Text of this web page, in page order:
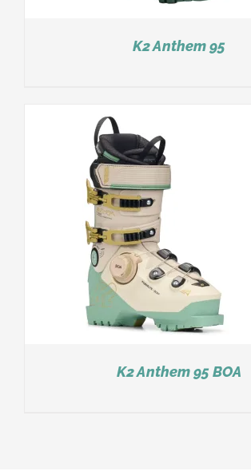
K2 Anthem 95
K2 Anthem 95 BOA